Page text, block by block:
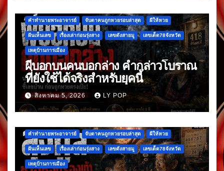
คำทำนายพระอาจารย์ จับตาคนถูกหวยรอบล่าสุด ผีให้หวย
ฝันเห็นเลข เรื่องเล่าก่อนรุ่งสาง เลขดังสายมู เลขเด็ด78จังหวัด
เหตุบ้านการเมือง
ผีบอกบนคนบอกล่าง คำกล่าวโบราณ
ที่ยังใช้ได้จริงสำหรับยุคนี้
สิงหาคม 5, 2026 LY POP
คำทำนายพระอาจารย์ จับตาคนถูกหวยรอบล่าสุด ผีให้หวย
ฝันเห็นเลข เรื่องเล่าก่อนรุ่งสาง เลขดังสายมู เลขเด็ด78จังหวัด
เหตุบ้านการเมือง